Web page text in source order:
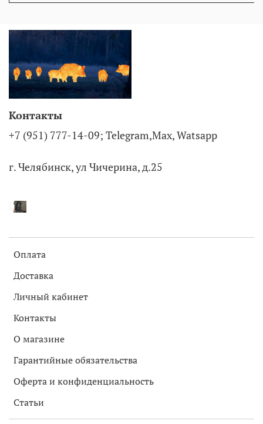
Оплата
Доставка
Личный кабинет
Контакты
О магазине
Гарантийные обязательства
Оферта и конфиденциальность
Статьи
Контакты
+7 (951) 777-14-09; Telegram,Max, Watsapp
г. Челябинск, ул Чичерина, д.25